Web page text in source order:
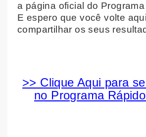
a página oficial do
E espero que você volte
compartilhar os seus
>> Clique Aqui para
no Programa